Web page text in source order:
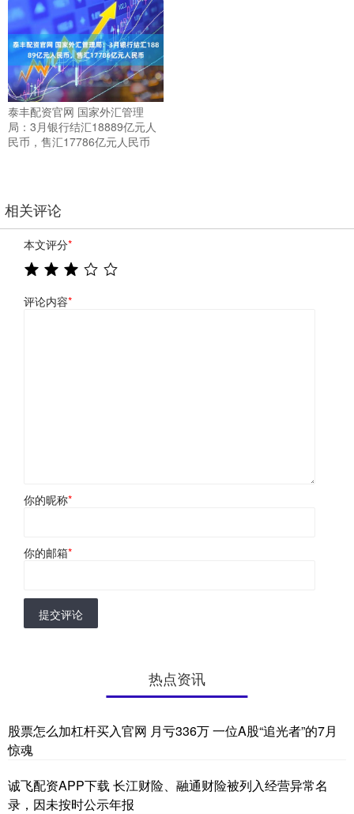
泰丰配资官网 国家外汇管理
局：3月银行结汇18889亿元人
民币，售汇17786亿元人民币
相关评论
本文评分*
评论内容*
你的昵称*
你的邮箱*
提交评论
热点资讯
股票怎么加杠杆买入官网 月亏336万 一位A股“追光者”的7月
惊魂
诚飞配资APP下载 长江财险、融通财险被列入经营异常名
录，因未按时公示年报